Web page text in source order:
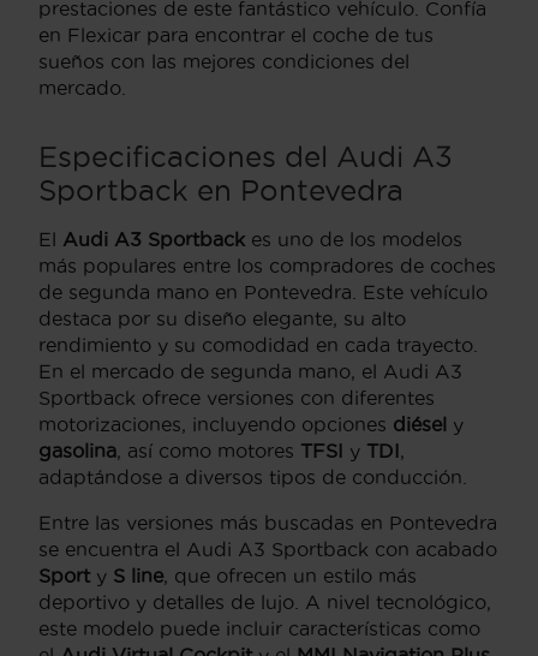
prestaciones de este fantástico vehículo. Confía
en Flexicar para encontrar el coche de tus
sueños con las mejores condiciones del
mercado.
Especificaciones del Audi A3
Sportback en Pontevedra
El Audi A3 Sportback es uno de los modelos
más populares entre los compradores de coches
de segunda mano en Pontevedra. Este vehículo
destaca por su diseño elegante, su alto
rendimiento y su comodidad en cada trayecto.
En el mercado de segunda mano, el Audi A3
Sportback ofrece versiones con diferentes
motorizaciones, incluyendo opciones diésel y
gasolina, así como motores TFSI y TDI ,
adaptándose a diversos tipos de conducción.
Entre las versiones más buscadas en Pontevedra
se encuentra el Audi A3 Sportback con acabado
Sport y S line, que ofrecen un estilo más
deportivo y detalles de lujo. A nivel tecnológico,
este modelo puede incluir características como